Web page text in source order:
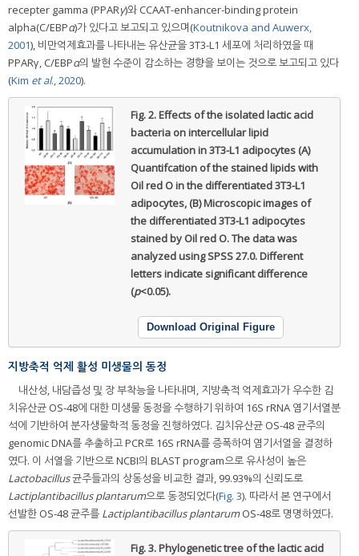
recepter gamma (PPARγ)와 CCAAT-enhancer-binding protein
alpha(C/EBPα)가 있다고 보고되고 있으며(Koutnikova and Auwerx,
2001), 비만억제효과를 나타내는 유산균을 3T3-L1 세포에 처리하였을 때
PPARγ, C/EBPα의 발현 수준이 감소하는 경향을 보이는 것으로 보고되고 있다
(Kim et al., 2020).
Fig. 2.Effects of the isolated lactic acid
bacteria on intercellular lipid
accumulation in 3T3-L1 adipocytes (A)
Quantifcation of the stained lipids with
Oil red O in the differentiated 3T3-L1
adipocytes, (B) Microscopic images of
the differentiated 3T3-L1 adipocytes
stained by Oil red O. The data was
analyzed using SPSS 27.0. Different
letters indicate significant difference
(p<0.05).
Download Original Figure
지방축적 억제 활성 미생물의 동정
내산성, 내담즙성 및 장 부착능을 나타내며, 지방축적 억제효과가 우수한 김
치유산균 OS-48에 대한 미생물 동정을 수행하기 위하여 16S rRNA 염기서열분
석에 기반하여 분자생물학적 동정을 진행하였다. 김치유산균 OS-48 균주의
genomic DNA를 추출하고 PCR로 16S rRNA를 증폭하여 염기서열을 결정하
였다. 이 서열을 기반으로 NCBI의 BLAST program으로 유사성이 높은
Lactobacillus균주들과의 상동성을 비교한 결과, 99.93%의 신뢰도로
Lactiplantibacillus plantarum으로 동정되었다(Fig. 3). 따라서 본 연구에서
선발한 OS-48 균주를 Lactiplantibacillus plantarumOS-48로 명명하였다.
Fig. 3.Phylogenetic tree of the lactic acid